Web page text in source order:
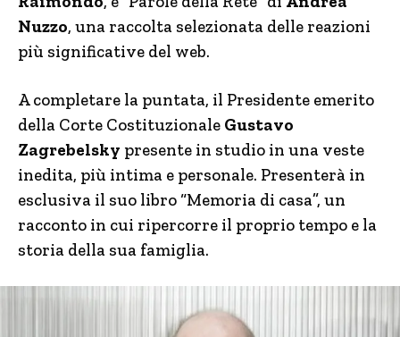
Nuzzo, una raccolta selezionata delle reazioni
più significative del web.
A completare la puntata, il Presidente emerito
della Corte Costituzionale Gustavo
Zagrebelsky presente in studio in una veste
inedita, più intima e personale. Presenterà in
esclusiva il suo libro “Memoria di casa”, un
racconto in cui ripercorre il proprio tempo e la
storia della sua famiglia.